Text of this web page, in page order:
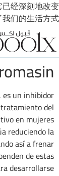
经深刻地改变
我们的生活方式
es un inhibidor
del
en mujeres
reduciendo la
así a frenar
de estas
desarrollarse.